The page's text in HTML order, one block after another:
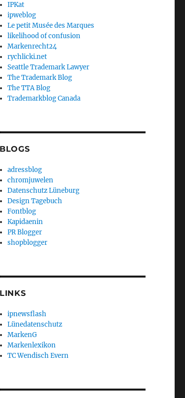
IPKat
ipweblog
Le petit Musée des Marques
likelihood of confusion
Markenrecht24
rychlicki.net
Seattle Trademark Lawyer
The Trademark Blog
The TTA Blog
Trademarkblog Canada
BLOGS
adressblog
chromjuwelen
Datenschutz Lüneburg
Design Tagebuch
Fontblog
Kapidaenin
PR Blogger
shopblogger
LINKS
ipnewsflash
Lünedatenschutz
MarkenG
Markenlexikon
TC Wendisch Evern